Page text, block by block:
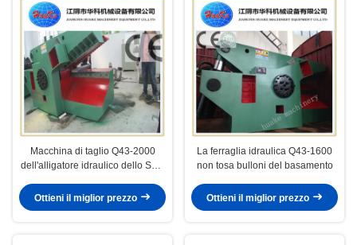
Macchina di taglio Q43-2000
dell'alligatore idraulico dello SGS
Ottieni il miglior prezzo
La ferraglia idraulica Q43-1600
non tosa bulloni del basamento
Ottieni il miglior prezzo